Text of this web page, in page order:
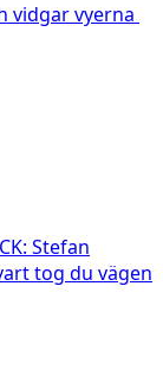
vidgar vyerna
Stefan
tog du vägen